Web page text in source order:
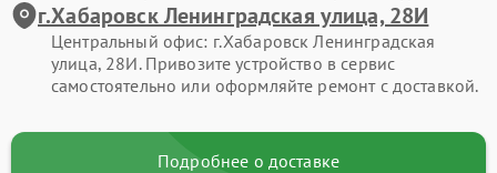
г.Хабаровск Ленинградская улица, 28И
Центральный офис: г.Хабаровск Ленинградская
улица, 28И. Привозите устройство в сервис
самостоятельно или оформляйте ремонт с доставкой.
Подробнее о доставке